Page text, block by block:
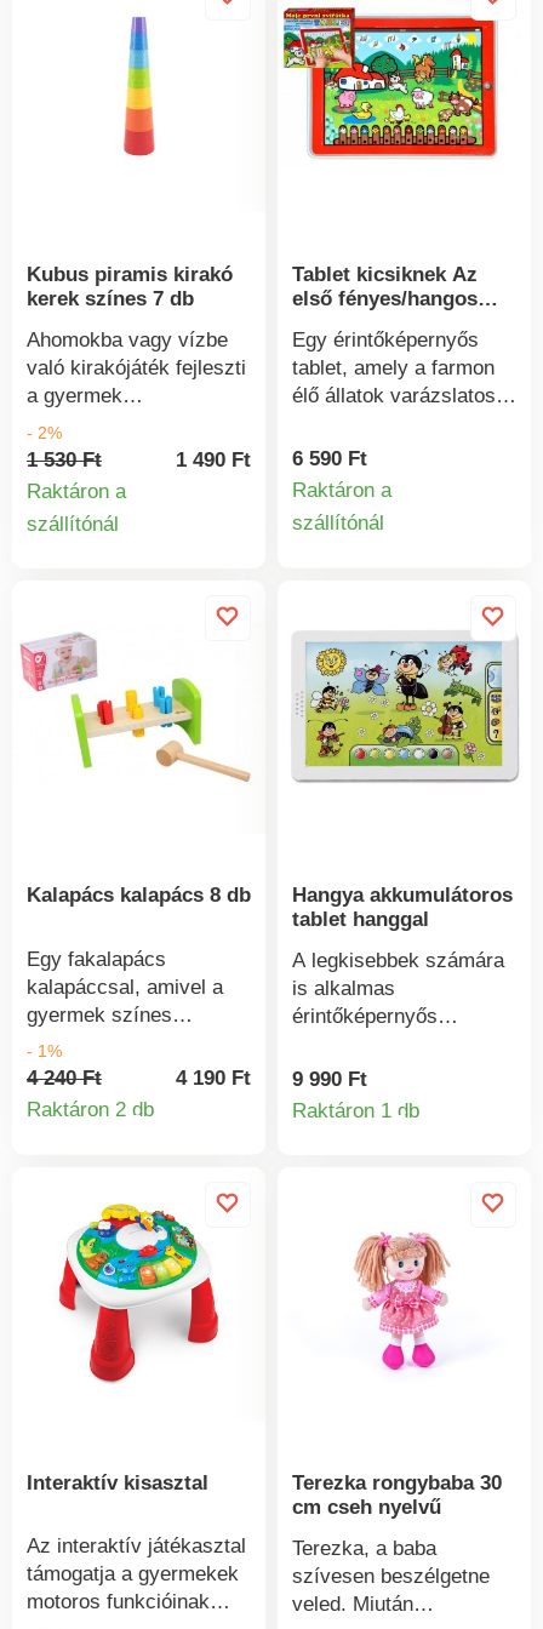
Kubus piramis kirakó
kerek színes 7 db
Ahomokba vagy vízbe
való kirakójáték fejleszti
a gyermek
finommotorikus
képességeit. Életkor:
1+Anyaga: műanyag
- 2%
1 530 Ft
1 490 Ft
Raktáron a
szállítónál
Termékinformációk
Tablet kicsiknek Az
első fényes/hangos
Egy érintőképernyős
tablet, amely a farmon
élő állatok varázslatos
gyerekeket. A tablet
megtanítja a gyermeket
dallamok felismerésére,
készségeit. Méretek: 24
x 19 x 1,5 cmÉletkor:
3+Elem: 3 darab AA 1,5
V-os elem
6 590 Ft
Raktáron a
szállítónál
Kalapács kalapács 8 db
Egy fakalapács
kalapáccsal, amivel a
gyermek színes
cövekeket kalapálhat az
apuka példája után.
Fejleszti a gyermek
Életkor: 1+
- 1%
4 240 Ft
4 190 Ft
Raktáron 2 dbTermékinformációk
Hangya akkumulátoros
tablet hanggal
A legkisebbek számára
is alkalmas
érintőképernyős
segítségével
megismerkedhetnek a
táblagép a kerek gomb
megnyomásával kerül
működésbe. Anyaga:
műanyagMéret: 38 x 28
x 4,5 cmÉletkor: 12
hónapos kortólElem: 3
9 990 Ft
Raktáron 1 db
Interaktív kisasztal
Az interaktív játékasztal
támogatja a gyermekek
motoros funkcióinak
Terezka rongybaba 30
cm cseh nyelvű
Terezka, a baba
szívesen beszélgetne
veled. Miután